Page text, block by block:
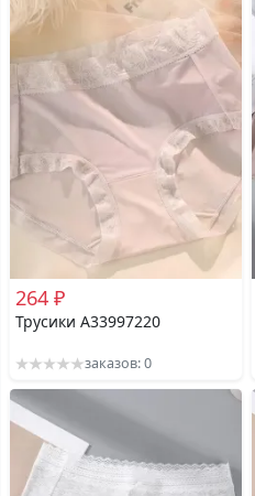
264 ₽
Трусики A33997220
заказов: 0